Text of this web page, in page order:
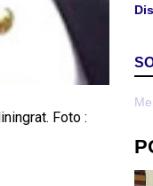
Foto :